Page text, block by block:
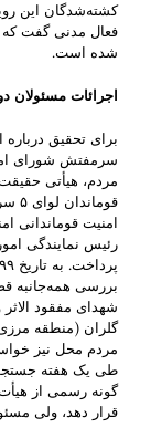
کشته‌شدگان این
فعال مدنی گفت که
شده است.
اجرائات مسئولان
برای تحقیق
سرمفتش شورای
مردم، هیأتی
امنیت قوماندانی
رئیس نمایند‌گی
بررسی‌ همه‌جانبه
شهدای مفقود
گلران (‌منطقه مرزی
مردم محل نیز
طی یک هفته
گونه رسمی از هیأت
قرار دهد، ولی